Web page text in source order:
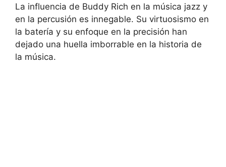
La influencia de Buddy Rich en la música jazz y
en la percusión es innegable. Su virtuosismo en
la batería y su enfoque en la precisión han
dejado una huella imborrable en la historia de
la música.